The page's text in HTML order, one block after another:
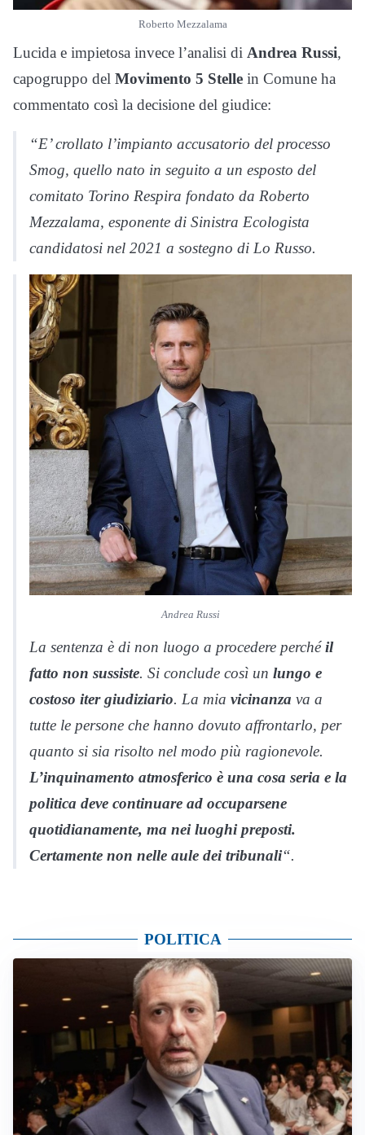
Roberto Mezzalama
Lucida e impietosa invece l’analisi di Andrea Russi,
capogruppo del Movimento 5 Stelle in Comune ha
commentato così la decisione del giudice:
“E’ crollato l’impianto accusatorio del processo
Smog, quello nato in seguito a un esposto del
comitato Torino Respira fondato da Roberto
Mezzalama, esponente di Sinistra Ecologista
candidatosi nel 2021 a sostegno di Lo Russo.
Andrea Russi
La sentenza è di non luogo a procedere perchéil
fatto non sussiste. Si conclude così un lungo e
costoso iter giudiziario. La mia vicinanza va a
tutte le persone che hanno dovuto affrontarlo, per
quanto si sia risolto nel modo più ragionevole.
L’inquinamento atmosferico è una cosa seria e la
politica deve continuare ad occuparsene
quotidianamente, ma nei luoghi preposti.
Certamente non nelle aule dei tribunali“.
POLITICA